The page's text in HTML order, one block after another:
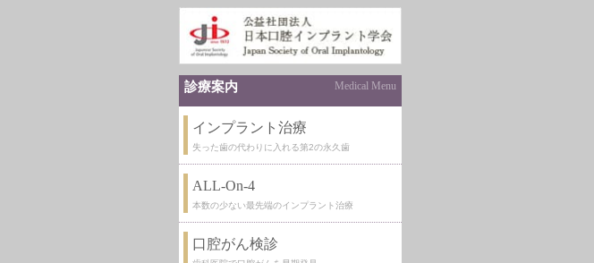
診療案内 Medical Menu
インプラント治療
失った歯の代わりに入れる第2の永久歯
ALL-On-4
本数の少ない最先端のインプラント治療
口腔がん検診